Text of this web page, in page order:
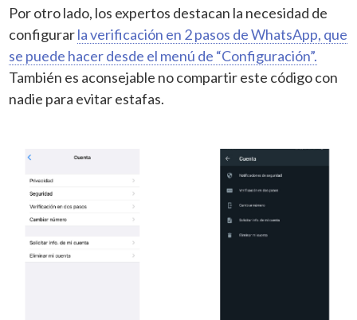
Por otro lado, los expertos destacan la necesidad de
configurarla verificación en 2 pasos de WhatsApp, que
se puede hacer desde el menú de “Configuración”.
También es aconsejable no compartir este código con
nadie para evitar estafas.